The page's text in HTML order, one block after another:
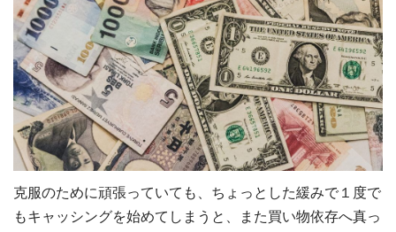
克服のために頑張っていても、ちょっとした緩みで１度で
もキャッシングを始めてしまうと、また買い物依存へ真っ